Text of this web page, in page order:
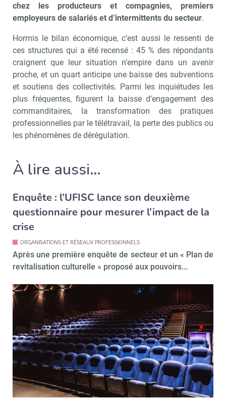
chez les producteurs et compagnies, premiers
employeurs de salariés et d’intermittents du secteur.
Hormis le bilan économique, c’est aussi le ressenti de
ces structures qui a été recensé : 45 % des répondants
craignent que leur situation n’empire dans un avenir
proche, et un quart anticipe une baisse des subventions
et soutiens des collectivités. Parmi les inquiétudes les
plus fréquentes, figurent la baisse d’engagement des
commanditaires, la transformation des pratiques
professionnelles par le télétravail, la perte des publics ou
les phénomènes de dérégulation.
À lire aussi…
Enquête : l’UFISC lance son deuxième
questionnaire pour mesurer l’impact de la
crise
ORGANISATIONS ET RÉSEAUX PROFESSIONNELS
Après une première enquête de secteur et un « Plan de
revitalisation culturelle » proposé aux pouvoirs...
Recevoir Culture Matin
!
tard